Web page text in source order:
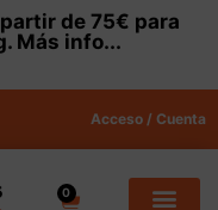
de 75€ para
Más info...
Acceso / Cuenta
0